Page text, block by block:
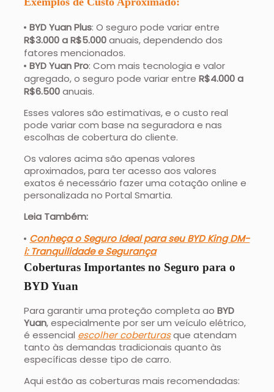
BYD Yuan Plus: O seguro pode variar entre
R$3.000 a R$5.000anuais, dependendo dos
fatores mencionados.
BYD Yuan Pro: Com mais tecnologia e valor
agregado, o seguro pode variar entreR$4.000 a
R$6.500anuais.
Esses valores são estimativas, e o custo real
pode variar com base na seguradora e nas
escolhas de cobertura do cliente.
Os valores acima são apenas valores
aproximados, para ter acesso aos valores
exatos é necessário fazer uma cotação online e
personalizada no Portal Smartia.
Leia Também:
Conheça o Seguro Ideal para seu BYD King DM-
i: Tranquilidade e Segurança
Coberturas Importantes no Seguro para o
BYD Yuan
Para garantir uma proteção completa aoBYD
Yuan, especialmente por ser um veículo elétrico,
é essencial escolher coberturasque atendam
tanto às demandas tradicionais quanto às
específicas desse tipo de carro.
Aqui estão as coberturas mais recomendadas: